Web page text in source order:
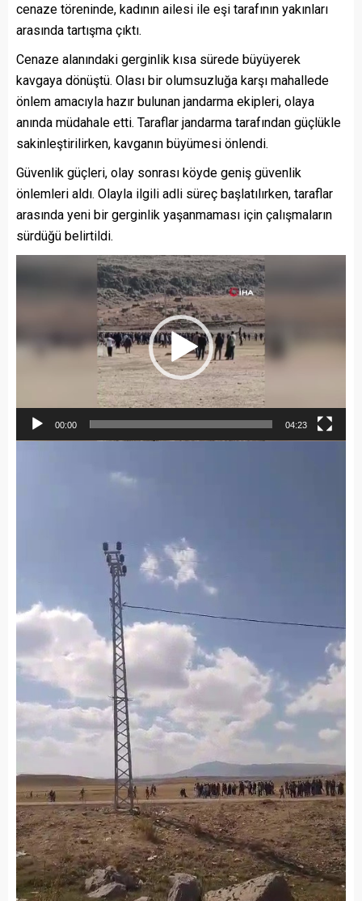
cenaze töreninde, kadının ailesi ile eşi tarafının yakınları
arasında tartışma çıktı.
Cenaze alanındaki gerginlik kısa sürede büyüyerek
kavgaya dönüştü. Olası bir olumsuzluğa karşı mahallede
önlem amacıyla hazır bulunan jandarma ekipleri, olaya
anında müdahale etti. Taraflar jandarma tarafından güçlükle
sakinleştirilirken, kavganın büyümesi önlendi.
Güvenlik güçleri, olay sonrası köyde geniş güvenlik
önlemleri aldı. Olayla ilgili adli süreç başlatılırken, taraflar
arasında yeni bir gerginlik yaşanmaması için çalışmaların
sürdüğü belirtildi.
Video
00:00 04:23